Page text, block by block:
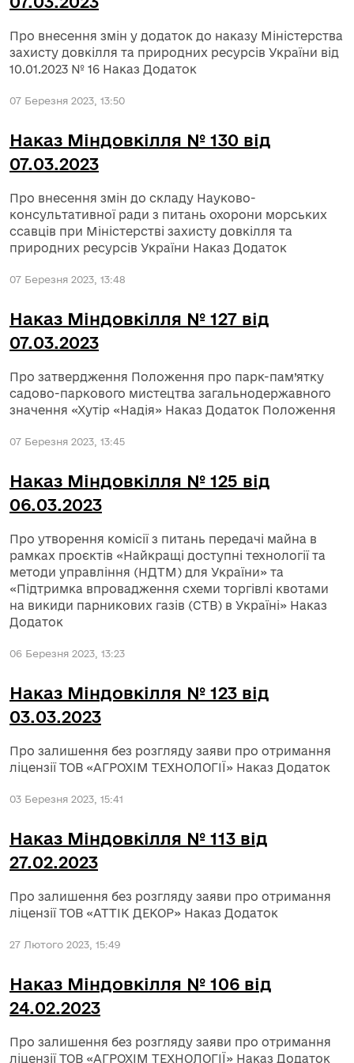
Про внесення змін у додаток до наказу Міністерства
захисту довкілля та природних ресурсів України від
10.01.2023 № 16 Наказ Додаток
07 Березня 2023, 13:50
Наказ Міндовкілля № 130 від
07.03.2023
Про внесення змін до складу Науково-
консультативної ради з питань охорони морських
ссавців при Міністерстві захисту довкілля та
природних ресурсів України Наказ Додаток
07 Березня 2023, 13:48
Наказ Міндовкілля № 127 від
07.03.2023
Про затвердження Положення про парк-пам’ятку
садово-паркового мистецтва загальнодержавного
значення «Хутір «Надія» Наказ Додаток Положення
07 Березня 2023, 13:45
Наказ Міндовкілля № 125 від
06.03.2023
Про утворення комісії з питань передачі майна в
рамках проєктів «Найкращі доступні технології та
методи управління (НДТМ) для України» та
«Підтримка впровадження схеми торгівлі квотами
на викиди парникових газів (СТВ) в Україні» Наказ
Додаток
06 Березня 2023, 13:23
Наказ Міндовкілля № 123 від
03.03.2023
Про залишення без розгляду заяви про отримання
ліцензії ТОВ «АГРОХІМ ТЕХНОЛОГІЇ» Наказ Додаток
03 Березня 2023, 15:41
Наказ Міндовкілля № 113 від
27.02.2023
Про залишення без розгляду заяви про отримання
ліцензії ТОВ «АТТІК ДЕКОР» Наказ Додаток
27 Лютого 2023, 15:49
Наказ Міндовкілля № 106 від
24.02.2023
Про залишення без розгляду заяви про отримання
ліцензії ТОВ «АГРОХІМ ТЕХНОЛОГІЇ» Наказ Додаток